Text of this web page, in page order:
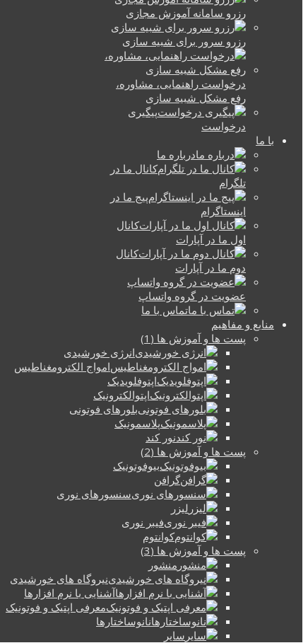
رزرو سامانه آموزش مجازی
رزرو سرور برای شبیه سازی
درخواست راهنمایی، مشاوره،
رفع مشکل شبیه سازی
پیگیری
درخواست
با ما
درباره ما
کانال ما در
تلگرام
پیج ما در
اینستاگرام
کانال
اول ما در آپارات
کانال
دوم ما در آپارات
عضویت در گروه واتساپ
تماس با ما
منابع و مفاهیم
پست ها و آموزش ها (1)
انرژی خورشیدی
امواج الکترومغناطیس
اپتوفلویدیک
اپتوالکترونیک
بلورهای فوتونی
پلاسمونیک
نور کند
پست ها و آموزش ها (2)
بیوفوتونیک
گرافن
سنسورهای نوری
لیزر
فیبر نوری
کوانتوم
پست ها و آموزش ها (3)
منشور
نیروگاه های خورشیدی
آشنایی با نرم افزارها
معرفی اپتیک و فوتونیک
نانوساختارها
سایر